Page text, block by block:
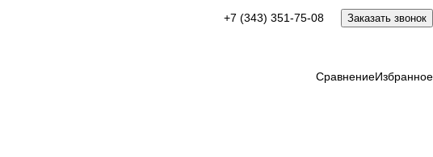
+7 (343) 351-75-08 Заказать звонок
СравнениеИзбранное